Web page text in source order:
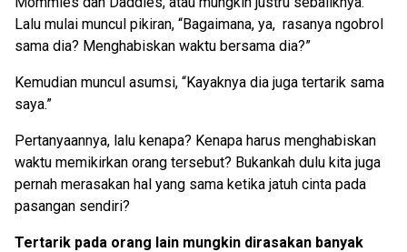
Lalu mulai muncul pikiran, “Bagaimana, ya, rasanya ngobrol
sama dia? Menghabiskan waktu bersama dia?”
Kemudian muncul asumsi, “Kayaknya dia juga tertarik sama
saya.”
Pertanyaannya, lalu kenapa? Kenapa harus menghabiskan
waktu memikirkan orang tersebut? Bukankah dulu kita juga
pernah merasakan hal yang sama ketika jatuh cinta pada
pasangan sendiri?
Tertarik pada orang lain mungkin dirasakan banyak